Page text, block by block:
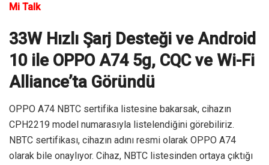
Mi Talk
33W Hızlı Şarj Desteği ve Android
10 ile OPPO A74 5g, CQC ve Wi-Fi
Alliance’ta Göründü
OPPO A74 NBTC sertifika listesine bakarsak, cihazın
CPH2219 model numarasıyla listelendiğini görebiliriz.
NBTC sertifikası, cihazın adını resmi olarak OPPO A74
olarak bile onaylıyor. Cihaz, NBTC listesinden ortaya çıktığı